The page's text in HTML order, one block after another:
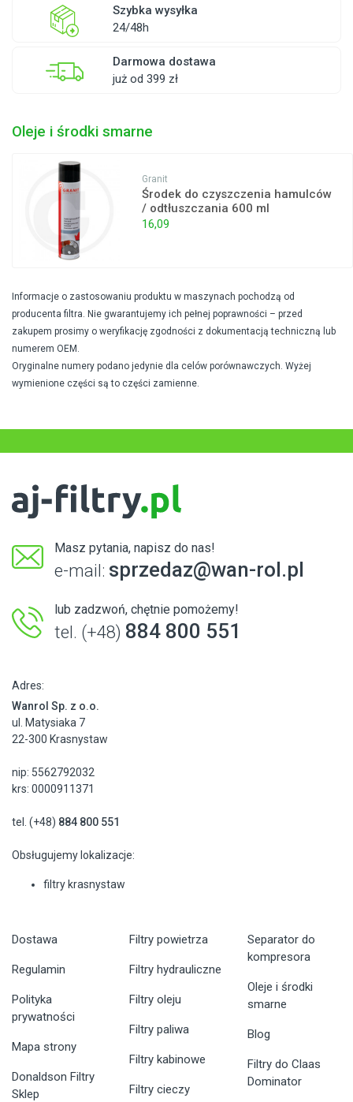
Szybka wysyłka
24/48h
Darmowa dostawa
już od 399 zł
Oleje i środki smarne
Granit
Środek do czyszczenia hamulców
/ odtłuszczania 600 ml
16,09
Informacje o zastosowaniu produktu w maszynach pochodzą od
producenta filtra. Nie gwarantujemy ich pełnej poprawności – przed
zakupem prosimy o weryfikację zgodności z dokumentacją techniczną lub
numerem OEM.
Oryginalne numery podano jedynie dla celów porównawczych. Wyżej
wymienione części są to części zamienne.
Masz pytania, napisz do nas!
e-mail: sprzedaz@wan-rol.pl
lub zadzwoń, chętnie pomożemy!
tel. (+48) 884 800 551
Adres:
Wanrol Sp. z o.o.
ul. Matysiaka 7
22-300 Krasnystaw
nip: 5562792032
krs: 0000911371
tel. (+48) 884 800 551
Obsługujemy lokalizacje:
filtry krasnystaw
Dostawa
Regulamin
Polityka
prywatności
Mapa strony
Donaldson Filtry
Sklep
Filtry powietrza
Filtry hydrauliczne
Filtry oleju
Filtry paliwa
Filtry kabinowe
Filtry cieczy
Separator do
kompresora
Oleje i środki
smarne
Blog
Filtry do Claas
Dominator